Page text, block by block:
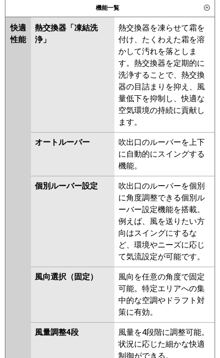
RCI-GP80RGHPJ9
三菱重工
FDTZ806HKP6SA
FDTZ806HKP6SA-airf
FDTZ806HKP6SA-osj
FDTZ806HKP6SA-rak
PA-P80U7SGDNCX PA-
P80U7SGDNC PA-P80U7SGDC
SSRC80BCVD
東芝
三菱電機 PLZX-ZRMP80SHLF5 PLZX-
ZRMP80SHF5 PLZX-
ZRMP80SHBF5 PLZX-
ZRMP80SHFG5
PLZX-
ZRMP80SHLF4 PLZX-
ZRMP80SHF4 PLZX-
ZRMP80SHBF4 PLZX-
ZRMP80SHFG4
ZRMP80SHLF3 PLZX-
ZRMP80SHF3 PLZX-
ZRMP80SHFG3
ZRMP80SHF2 PLZX-
ZRMP80SHLF2 PLZX-
ZRMP80SHFG2 PLZX-
ZRMP80SELFZ PLZX-
ZRMP80SEFZ PLZX-
ZRMP80SELFGZ PLZX-
ZRMP80SEFGZ PLZX-
ZRMP80SEFY PLZX-
ZRMP80SELFY PLZX-
ZRMP80SEFGY PLZX-
ZRMP80SELFGY PLZX-
ZRMP80SEFV PLZX-
ZRMP80SELFV PLZX-
ZRMP80SEFGV PLZX-
ZRMP80SELFGV PLZX-
ZRMP80SELFR PLZX-
機能一覧
快適
性能
熱交換器「凍結洗
浄」
熱交換器を凍らせて霜を
付け、たくわえた霜を溶
かして汚れを落としま
す。熱交換器を定期的に
洗浄することで、熱交換
器の目詰まりを抑え、風
量低下を抑制し、快適な
空気環境の持続に貢献し
ます。
オートルーバー
吹出口のルーバーを上下
に自動的にスイングする
機能。
個別ルーバー設定
吹出口のルーバーを個別
に角度調整できる個別ル
ーバー設定機能を搭載。
例えば、風を送りたい方
向はスイングにするな
ど、環境やニーズに応じ
て気流設定が可能です。
風向選択（固定）
風向を任意の角度で固定
可能。特定エリアへの集
中的な空調やドラフト対
策に有効。
風量調整4段
風量を4段階に調整可能。
状況に応じた細かな快適
制御ができる。